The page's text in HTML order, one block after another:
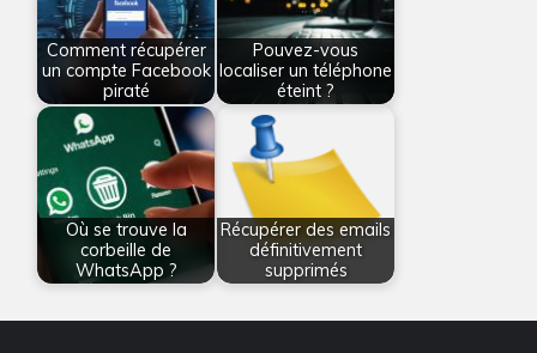
Comment récupérer
un compte Facebook
piraté
Pouvez-vous
localiser un téléphone
éteint ?
Où se trouve la
corbeille de
WhatsApp ?
Récupérer des emails
définitivement
supprimés